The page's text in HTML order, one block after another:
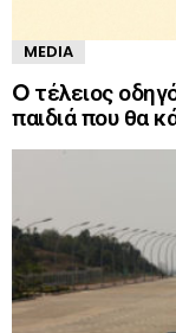
MEDIA
O τέλειος
παιδιά που θα